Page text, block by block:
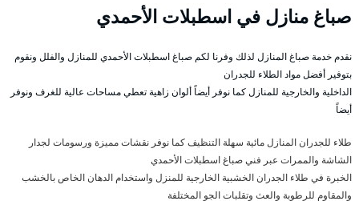
صباغ منازل في اسطبلات الأحمدي
نقدم خدمة صباغ المنازل لذلك وفرنا لكم صباغ اسطبلات الأحمدي للمنازل والفلل ونقوم
بتوفير أفضل مواد الطلاء للجدران
الداخلية والخارجية للمنازل كما نوفر أيضاً ألوان زاهية تعطي مساحات عالية للغرف ونوفر
أيضاً
طلاء للجدران المنازل مائية سهلة التنظيف كما نوفر نقشات مميزة ورسومات لجدار
الشاشة والممرات عبر فني صباغ اسطبلات الأحمدي
الخبرة في طلاء الجدران الخشبية الخارجية للمنزل واستخدام الدهان الخاص بالخشب
والمقاوم للرطوبة والعث وتقلبات الجو المختلفة